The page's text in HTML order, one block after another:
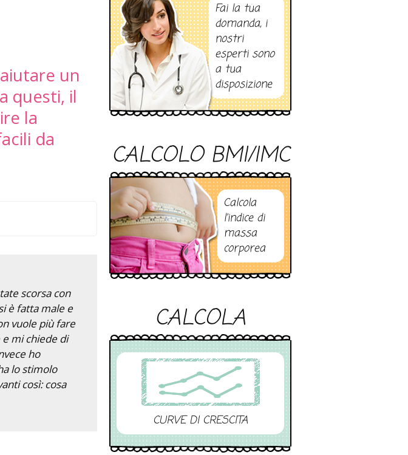
un
questi, il
la
da
scorsa con
è fatta male e
vuole più fare
e mi chiede di
ho
lo stimolo
così: cosa
Fai la tua
domanda, i
nostri
esperti sono
a tua
disposizione
CALCOLO BMI/IMC
Calcola
l’indice di
massa
corporea
CALCOLA
CURVE DI CRESCITA